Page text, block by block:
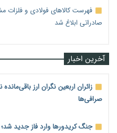
صادراتی ابلاغ شد
آخرین اخبار
زائران اربعین نگران ارز
صرافی‌ها